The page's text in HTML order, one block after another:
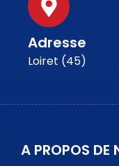
Adresse
Loiret (45)
A PROPOS DE